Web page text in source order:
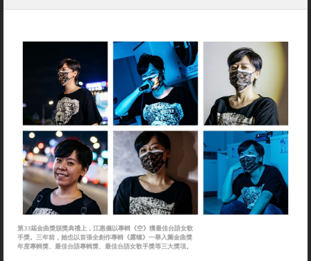
第33屆金曲獎頒獎典禮上，江惠儀以專輯《空》獲最佳台語女歌
手獎。三年前，她也以首張全創作專輯《露螺》一舉入圍金曲獎
年度專輯獎、最佳台語專輯獎、最佳台語女歌手獎等三大獎項。